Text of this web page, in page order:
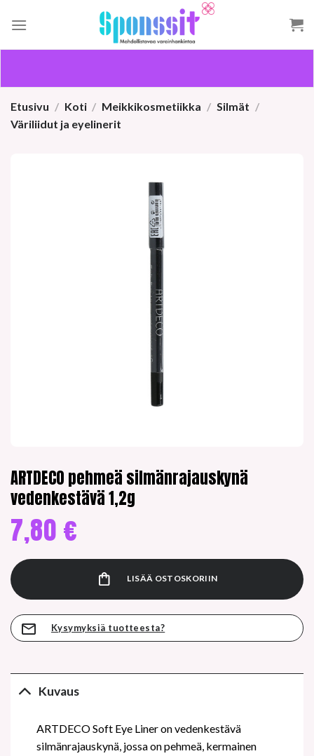
Etusivu / Koti / Meikkikosmetiikka / Silmät /
Väriliidut ja eyelinerit
ARTDECO pehmeä silmänrajauskynä
vedenkestävä 1,2g
7,80 €
LISÄÄ OSTOSKORIIN
Kysymyksiä tuotteesta?
Kuvaus
ARTDECO Soft Eye Liner on vedenkestävä
silmänrajauskynä, jossa on pehmeä, kermainen